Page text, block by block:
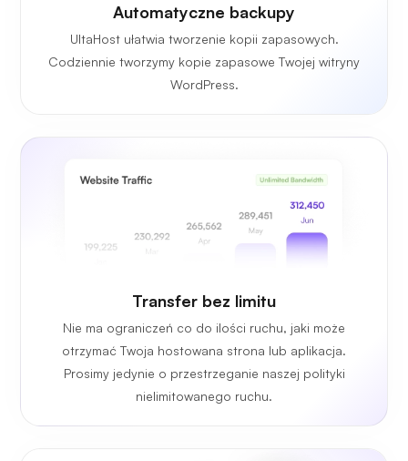
Automatyczne backupy
UltaHost ułatwia tworzenie kopii zapasowych.
Codziennie tworzymy kopie zapasowe Twojej witryny
WordPress.
Transfer bez limitu
Nie ma ograniczeń co do ilości ruchu, jaki może
otrzymać Twoja hostowana strona lub aplikacja.
Prosimy jedynie o przestrzeganie naszej polityki
nielimitowanego ruchu.